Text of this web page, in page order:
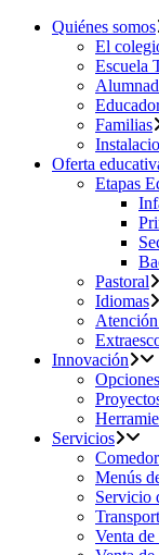
Quiénes somos
El
Escuela
Familias
Oferta
Etapas
Pastoral
Idiomas
Innovación
Servicios
Comedor
Menús
Servicio
Venta